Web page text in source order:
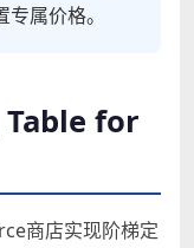
属价格。
for
商店实现阶梯定